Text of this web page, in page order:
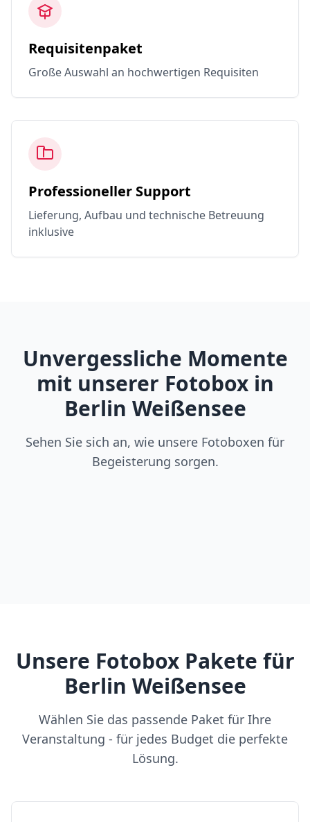
Requisitenpaket
Große Auswahl an hochwertigen Requisiten
Professioneller Support
Lieferung, Aufbau und technische Betreuung
inklusive
Unvergessliche Momente
mit unserer Fotobox in
Berlin Weißensee
Sehen Sie sich an, wie unsere Fotoboxen für
Begeisterung sorgen.
Unsere Fotobox Pakete für
Berlin Weißensee
Wählen Sie das passende Paket für Ihre
Veranstaltung - für jedes Budget die perfekte
Lösung.